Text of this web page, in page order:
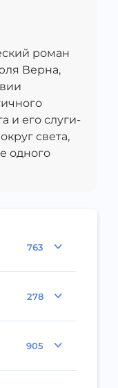
763
278
905
роман
Верна,
и его слуги-
света,
одного